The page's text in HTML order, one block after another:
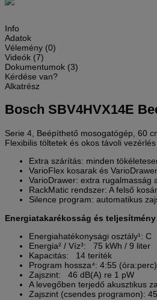
Info
Adatok
Vélemény (0)
Videók (7)
Dokumentumok (3)
Kérdése van?
Alkatrész
Bosch SBV4HVX14E
Serie 4, Beépíthető mosogatógép, 60
Flexibilis töltetek és okos távoli
Extra szárítás: minden
VarioFlex kosarak és
VarioDrawer: extra rugalmasság
RackMatic rendszer: A felső
Silence program: automatikus
Energiatakarékosság és teljesítmény
Energiahatékonysági osztály¹: C
Energia² / Víz³: 75 kWh / 9 liter
Kapacitás: 14 teríték
Program hossza⁴: 4:55 (óra:perc)
Zajszint: 46 dB(A) re 1 pW
A levegőben terjedő akusztikus
Zajszint (csendes programon):